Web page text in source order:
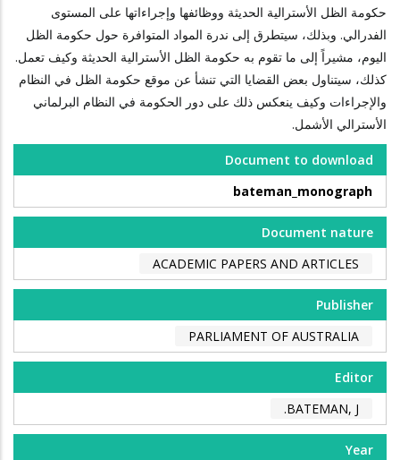
حكومة الظل الأسترالية الحديثة ووظائفها وإجراءاتها على المستوى
الفدرالي. وبذلك، سيتطرق إلى ندرة المواد المتوافرة حول حكومة الظل
اليوم، مشيراً إلى ما تقوم به حكومة الظل الأسترالية الحديثة وكيف تعمل.
كذلك، سيتناول بعض القضايا التي تنشأ عن موقع حكومة الظل في النظام
والإجراءات وكيف ينعكس ذلك على دور الحكومة في النظام البرلماني
الأسترالي الأشمل.
Document to download
bateman_monograph
Document nature
ACADEMIC PAPERS AND ARTICLES
Publisher
PARLIAMENT OF AUSTRALIA
Editor
BATEMAN, J.
Year